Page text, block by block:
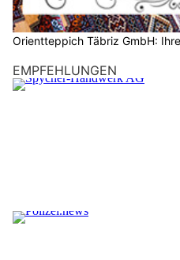
Orientteppich Täbriz GmbH:
EMPFEHLUNGEN